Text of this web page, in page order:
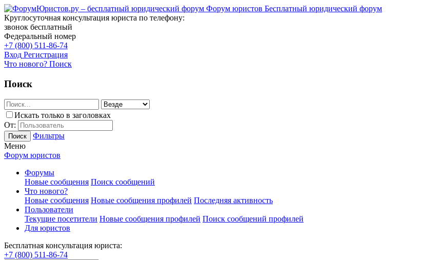
Форум юристов Бесплатный юридический форум
Круглосуточная консультация юриста по телефону:
звонок бесплатный
Федеральный номер
+7 (800) 511-86-74
Вход Регистрация
Что нового? Поиск
Поиск
Искать только в заголовках
От:
Поиск
Фильтры
Меню
Форум юристов
Форумы
Новые сообщения Поиск сообщений
Что нового?
Новые сообщения Новые сообщения профилей Последняя активность
Пользователи
Текущие посетители Новые сообщения профилей Поиск сообщений профилей
Для юристов
Бесплатная консультация юриста:
+7 (800) 511-86-74